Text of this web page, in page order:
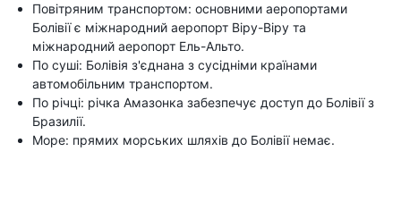
Повітряним транспортом: основними аеропортами
Болівії є міжнародний аеропорт Віру-Віру та
міжнародний аеропорт Ель-Альто.
По суші: Болівія з'єднана з сусідніми країнами
автомобільним транспортом.
По річці: річка Амазонка забезпечує доступ до Болівії з
Бразилії.
Море: прямих морських шляхів до Болівії немає.